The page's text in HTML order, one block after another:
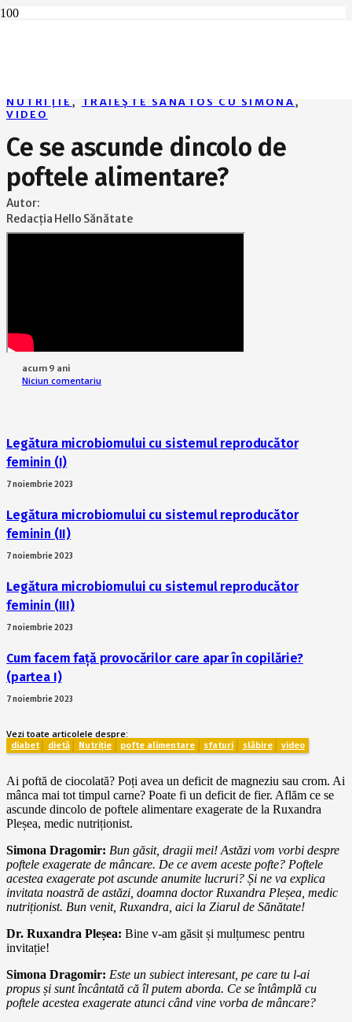
NUTRIȚIE , TRĂIEȘTE SĂNĂTOS CU SIMONA,
VIDEO
Ce se ascunde dincolo de
poftele alimentare?
Autor:
Redacția Hello Sănătate
acum 9 ani
Niciun comentariu
Legătura microbiomului cu sistemul reproducător
feminin (I)
7 noiembrie 2023
Legătura microbiomului cu sistemul reproducător
feminin (II)
7 noiembrie 2023
Legătura microbiomului cu sistemul reproducător
feminin (III)
7 noiembrie 2023
Cum facem față provocărilor care apar în copilărie?
(partea I)
7 noiembrie 2023
Vezi toate articolele despre:
diabet dietă Nutriție pofte alimentare sfaturi slăbire video
Ai poftă de ciocolată? Poți avea un deficit de magneziu sau crom. Ai
mânca mai tot timpul carne? Poate fi un deficit de fier. Aflăm ce se
ascunde dincolo de poftele alimentare exagerate de la Ruxandra
Pleșea, medic nutriționist.
Simona Dragomir: Bun găsit, dragii mei! Astăzi vom vorbi despre
poftele exagerate de mâncare. De ce avem aceste pofte? Poftele
acestea exagerate pot ascunde anumite lucruri? Și ne va explica
invitata noastră de astăzi, doamna doctor Ruxandra Pleșea, medic
nutriționist. Bun venit, Ruxandra, aici la Ziarul de Sănătate!
Dr. Ruxandra Pleșea: Bine v-am găsit și mulțumesc pentru
invitație!
Simona Dragomir: Este un subiect interesant, pe care tu l-ai
propus și sunt încântată că îl putem aborda. Ce se întâmplă cu
poftele acestea exagerate atunci când vine vorba de mâncare?